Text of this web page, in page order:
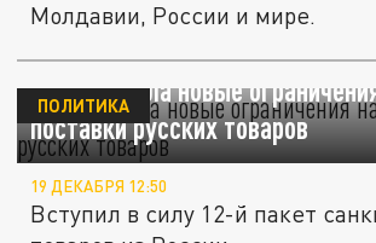
Молдавии, России и мире.
Европа ввела новые
поставки русских товаров
ПОЛИТИКА
19 ДЕКАБРЯ 12:50
Вступил в силу 12-й пакет